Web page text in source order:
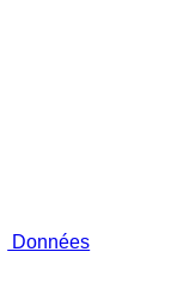
Données